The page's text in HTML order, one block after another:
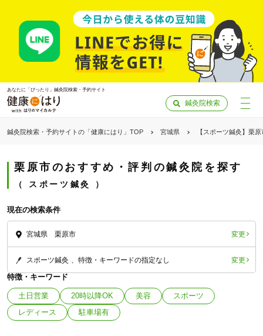
あなたに「ぴったり」鍼灸院検索・予約サイト
鍼灸院検索
鍼灸院検索・予約サイトの「健康にはり」TOP 宮城県 【スポーツ鍼灸】栗
栗原市のおすすめ・評判の鍼灸院を探す
スポーツ鍼灸
現在の検索条件
宮城県 栗原市 変更
スポーツ鍼灸 特徴・キーワードの指定なし 変更
特徴・キーワード
土日営業 20時以降OK 美容
スポーツ
レディース
駐車場有
「健康にはりを見た」